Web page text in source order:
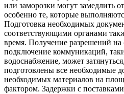
или заморозки могут замедлить
особенно те, которые
Подготовка необходимых
соответствующими органами
время. Получение разрешений на
подключение коммуникаций,
водоснабжение, может
подготовлены все необходимые
необходимых материалов на
фактором. Задержки с